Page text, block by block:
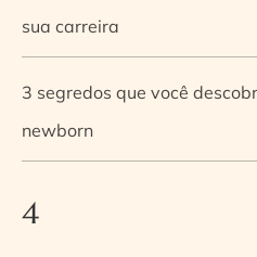
sua carreira
3 segredos que você
newborn
4